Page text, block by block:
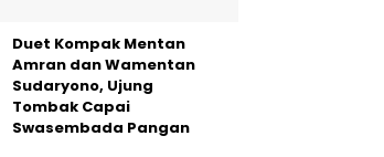
Duet Kompak Mentan
Amran dan Wamentan
Sudaryono, Ujung
Tombak Capai
Swasembada Pangan